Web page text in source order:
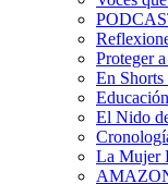
Proteger
En Shorts
El Nido
La Mujer